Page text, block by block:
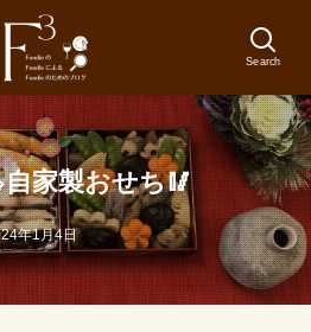
Search
家製おせち🥢
年1月4日